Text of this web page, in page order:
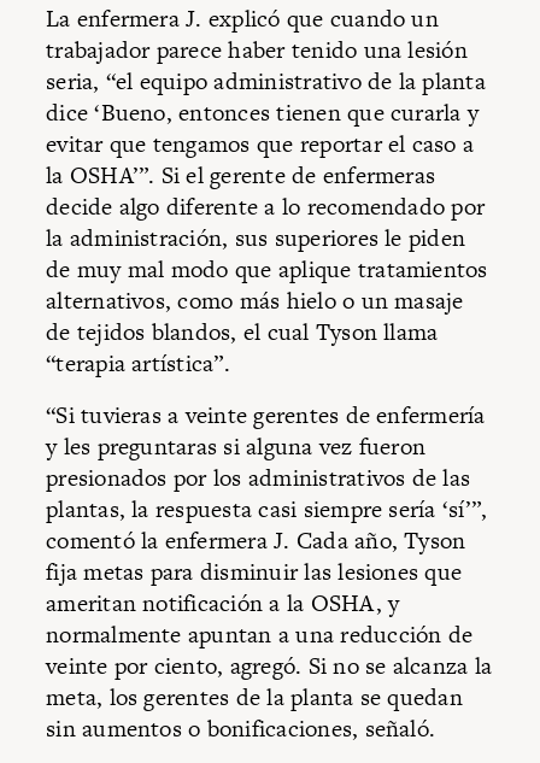
La enfermera J. explicó que cuando un
trabajador parece haber tenido una lesión
seria, “el equipo administrativo de la planta
dice ‘Bueno, entonces tienen que curarla y
evitar que tengamos que reportar el caso a
la OSHA’”. Si el gerente de enfermeras
decide algo diferente a lo recomendado por
la administración, sus superiores le piden
de muy mal modo que aplique tratamientos
alternativos, como más hielo o un masaje
de tejidos blandos, el cual Tyson llama
“terapia artística”.
“Si tuvieras a veinte gerentes de enfermería
y les preguntaras si alguna vez fueron
presionados por los administrativos de las
plantas, la respuesta casi siempre sería ‘sí’”,
comentó la enfermera J. Cada año, Tyson
fija metas para disminuir las lesiones que
ameritan notificación a la OSHA, y
normalmente apuntan a una reducción de
veinte por ciento, agregó. Si no se alcanza la
meta, los gerentes de la planta se quedan
sin aumentos o bonificaciones, señaló.